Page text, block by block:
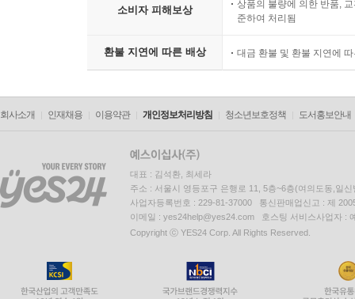
소비자 피해보상
상품의 불량에 의한 반품,
준하여 처리됨
환불 지연에 따른 배상 대금 환불 및 환불 지연에
회사소개 인재채용 이용약관 개인정보처리방침 청소년보호정책 도서홍보안내
대표 : 김석환, 최세라
주소 : 서울시 영등포구 은행로 11, 5층~6층(여의도동,일신
사업자등록번호 : 229-81-37000 통신판매업신고 : 제
이메일 : yes24help@yes24.com 호스팅 서비스사업자 :
Copyright ⓒ YES24 Corp. All Rights Reserved.